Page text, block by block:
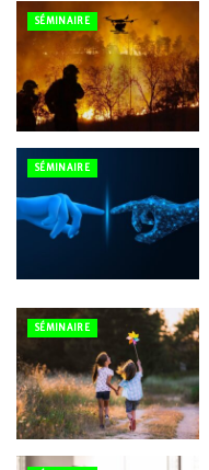
SÉMINAIRE
SÉMINAIRE
SÉMINAIRE